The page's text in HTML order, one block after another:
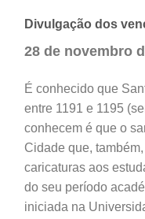
Divulgação dos
28 de novembro
É conhecido que
entre 1191 e 1195
conhecem é que o
Cidade que,
caricaturas aos
do seu período
iniciada na